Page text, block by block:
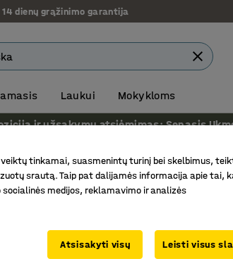
14 dienų grąžinimo garantija
Laukui Mokykloms
ir užsakymų atsiėmimas: Senasis
Rašikliai
Prekės kodas:
tinkamai, suasmenintų turinį bei skelbimus,
srautą. Taip pat dalijamės informacija apie tai,
medijos, reklamavimo ir analizės
Atsisakyti visų Leisti visus